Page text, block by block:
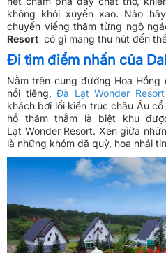
không khỏi xuyến xao. Nào
chuyến viếng thăm từng ngõ
Resort có gì mang thu hút đến
Đi tìm điểm nhấn của
Nằm trên cung đường Hoa
nổi tiếng,Đà Lạt Wonder Resort
khách bởi lối kiến trúc châu Âu
hồ thăm thẳm là biệt khu
Lạt Wonder Resort. Xen giữa
là những khóm dã quỳ, hoa nhái